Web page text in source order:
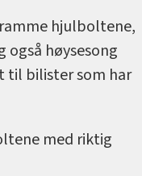
hjulboltene,
også høysesong
til bilister som har
med riktig